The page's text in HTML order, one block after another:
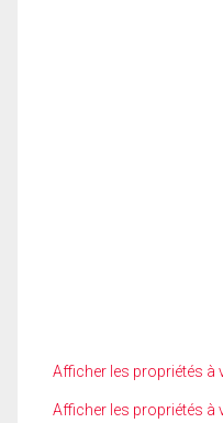
Afficher les propriétés à
Afficher les propriétés à